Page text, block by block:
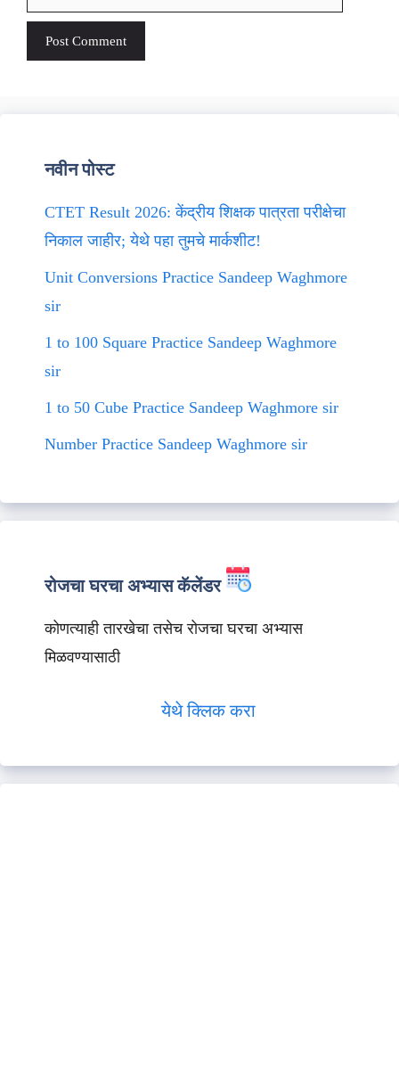
नवीन पोस्ट
CTET Result 2026: केंद्रीय शिक्षक पात्रता परीक्षेचा
निकाल जाहीर; येथे पहा तुमचे मार्कशीट!
Unit Conversions Practice Sandeep Waghmore
sir
1 to 100 Square Practice Sandeep Waghmore
sir
1 to 50 Cube Practice Sandeep Waghmore sir
Number Practice Sandeep Waghmore sir
रोजचा घरचा अभ्यास कॅलेंडर
कोणत्याही तारखेचा तसेच रोजचा घरचा अभ्यास
मिळवण्यासाठी
येथे क्लिक करा